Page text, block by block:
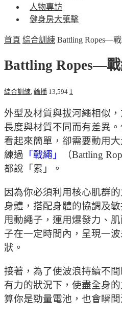
人物專訪
健身房大蒐擊
首頁 綜合訓練 Battling Ropes—
Battling Ropes—
綜合訓練 輪播 13,594 1
外型及材質與拔河繩相似
長度與材質不同而有差異
看起來簡單，卻需要動用大
練過 「戰繩」
（Battling
都說「累」。
因為你必須利用核心肌群
身體，搭配身體的協調及
甩動繩子，運用爆發力、
子在一定時間內，呈現一
狀。
接著，為了使波浪持續不
有力的狀況下，使盡全身
算你是勁量電池，也會瞬間